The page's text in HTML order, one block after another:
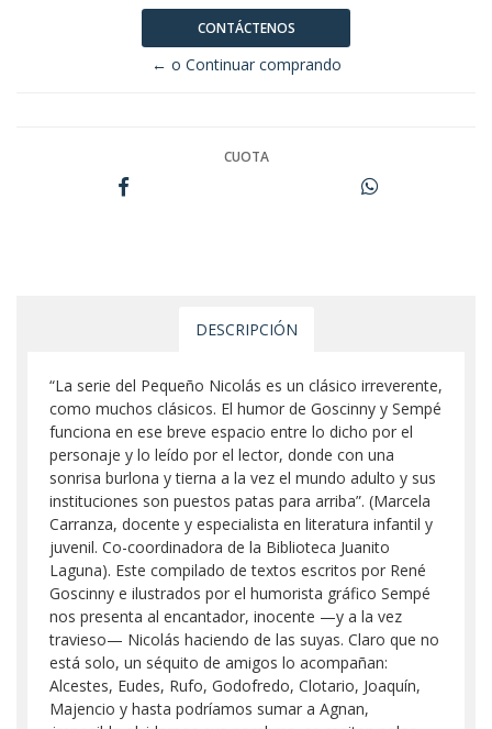
CONTÁCTENOS
← o Continuar comprando
CUOTA
DESCRIPCIÓN
“La serie del Pequeño Nicolás es un clásico irreverente,
como muchos clásicos. El humor de Goscinny y Sempé
funciona en ese breve espacio entre lo dicho por el
personaje y lo leído por el lector, donde con una
sonrisa burlona y tierna a la vez el mundo adulto y sus
instituciones son puestos patas para arriba”. (Marcela
Carranza, docente y especialista en literatura infantil y
juvenil. Co-coordinadora de la Biblioteca Juanito
Laguna). Este compilado de textos escritos por René
Goscinny e ilustrados por el humorista gráfico Sempé
nos presenta al encantador, inocente —y a la vez
travieso— Nicolás haciendo de las suyas. Claro que no
está solo, un séquito de amigos lo acompañan:
Alcestes, Eudes, Rufo, Godofredo, Clotario, Joaquín,
Majencio y hasta podríamos sumar a Agnan,